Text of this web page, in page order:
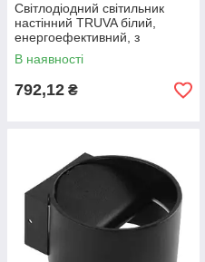
Світлодіодний світильник
настінний TRUVA білий,
енергоефективний, з
колірною температурою
4200K
В наявності
792,12 ₴